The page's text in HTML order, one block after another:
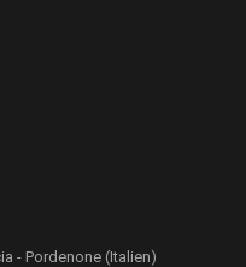
- Pordenone (Italien)